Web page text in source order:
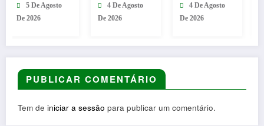
protocolos
de
Egitaniense
s e diversas
Freguesias
4 De Agosto
De 2026
seniores na
AF
4 De Agosto
De 2026
com
Transporte
população
dos
4 De Agosto
De 2026
PUBLICAR COMENTÁRIO
Tem de iniciar a sessão para publicar um comentário.